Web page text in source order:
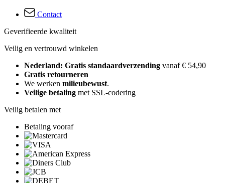
Contact
Geverifieerde kwaliteit
Veilig en vertrouwd winkelen
Nederland: Gratis standaardverzending vanaf € 54,90
Gratis retourneren
We werken milieubewust.
Veilige betaling met SSL-codering
Veilig betalen met
Betaling vooraf